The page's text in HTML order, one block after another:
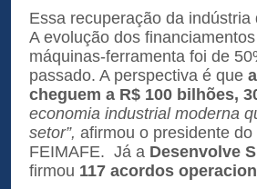
Essa recuperação da
A evolução dos
máquinas-ferramenta foi de
passado. A perspectiva é que
cheguem a R$ 100 bilhões,
economia industrial moderna
setor”, afirmou o presidente
FEIMAFE. Já a Desenvolve
firmou 117 acordos